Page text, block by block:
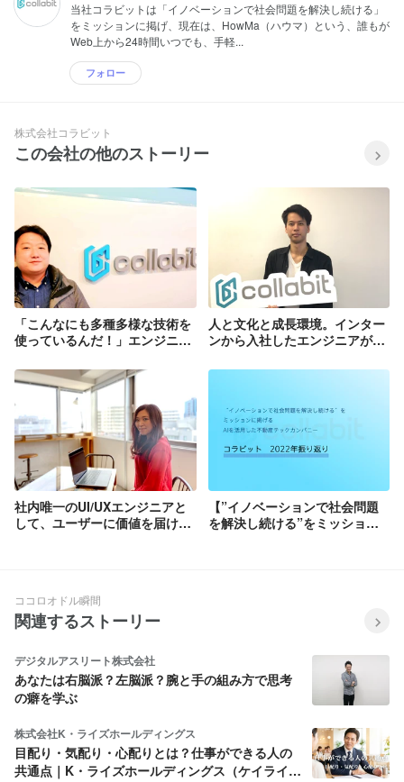
当社コラビットは「イノベーションで社会問題を解決し続ける」
をミッションに掲げ、現在は、HowMa（ハウマ）という、誰もが
Web上から24時間いつでも、手軽...
フォロー
株式会社コラビット
この会社の他のストーリー
「こんなにも多種多様な技術を
使っているんだ！」エンジニア
会問題を解決する。
人と文化と成長環境。インター
ンから入社したエンジニアが感
社内唯一のUI/UXエンジニアと
して、ユーザーに価値を届ける
【”イノベーションで社会問題
を解決し続ける”をミッション
ココロオドル瞬間
関連するストーリー
デジタルアスリート株式会社
あなたは右脳派？左脳派？腕と手の組み方で思考
の癖を学ぶ
株式会社K・ライズホールディングス
目配り・気配り・心配りとは？仕事ができる人の
共通点｜K・ライズホールディングス（ケイライ